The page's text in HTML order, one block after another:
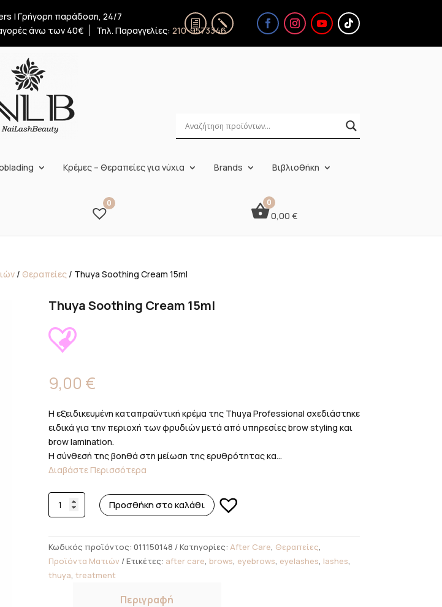
| Γρήγορη παράδοση, 24/7
άνω των 40€ Τηλ. Παραγγελίες: 210-9573346
Κρέμες – Θεραπείες για νύχια Brands Βιβλιοθήκη
0
0,00 €
/ Θεραπείες/ Thuya Soothing Cream 15ml
Thuya Soothing Cream 15ml
9,00 €
Η εξειδικευμένη καταπραϋντική κρέμα της Thuya Professional σχεδιάστηκε
ειδικά για την περιοχή των φρυδιών μετά από υπηρεσίες brow styling και
brow lamination.
Η σύνθεσή της βοηθά στη μείωση της ερυθρότητας κα...
Διαβάστε Περισσότερα
Thuya
Soothing
ποσότητα
Προσθήκη στο καλάθι
Κωδικός προϊόντος: 011150148 Κατηγορίες: After Care Θεραπείες
Προϊόντα Ματιών
Ετικέτες: after care brows eyebrows eyelashes lashes
thuya treatment
Περιγραφή